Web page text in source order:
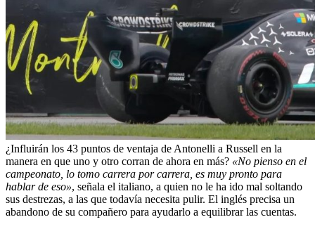
¿Influirán los 43 puntos de ventaja de Antonelli a Russell en la
manera en que uno y otro corran de ahora en más? «No pienso en el
campeonato, lo tomo carrera por carrera, es muy pronto para
hablar de eso», señala el italiano, a quien no le ha ido mal soltando
sus destrezas, a las que todavía necesita pulir. El inglés precisa un
abandono de su compañero para ayudarlo a equilibrar las cuentas.